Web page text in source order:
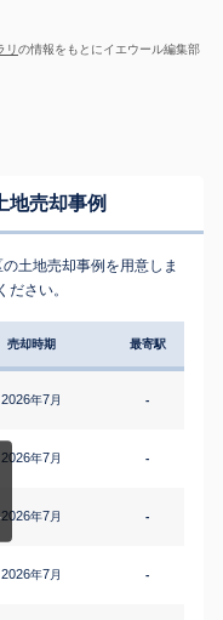
リの情報をもとにイエウール編集部
地売却事例
土地売却事例を用意しま
さい。
売却時期 最寄駅
2026年7月 -
2026年7月 -
2026年7月 -
2026年7月 -